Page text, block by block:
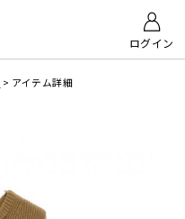
ログイン
> アイテム詳細